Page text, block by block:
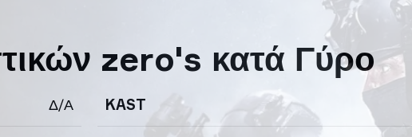
zero's κατά Γύρο
Δ/Α KAST